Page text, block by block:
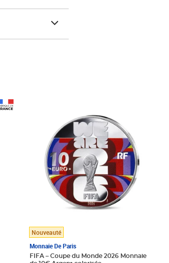
Nouveauté
Monnaie De Paris
FIFA – Coupe du Monde 2026 Monnaie